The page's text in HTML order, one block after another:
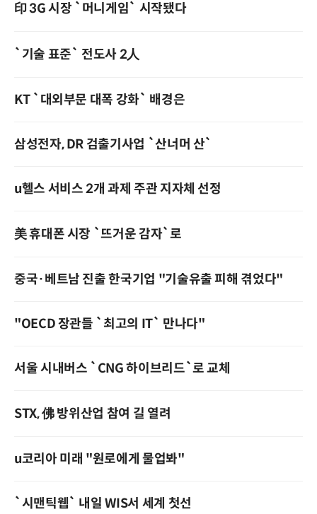
印 3G 시장 `머니게임` 시작됐다
`기술 표준` 전도사 2人
KT `대외부문 대폭 강화` 배경은
삼성전자, DR 검출기사업 `산너머 산`
u헬스 서비스 2개 과제 주관 지자체 선정
美 휴대폰 시장 `뜨거운 감자`로
중국·베트남 진출 한국기업 "기술유출 피해 겪었다"
"OECD 장관들 `최고의 IT` 만나다"
서울 시내버스 `CNG 하이브리드`로 교체
STX, 佛 방위산업 참여 길 열려
u코리아 미래 "원로에게 물업봐"
`시맨틱웹` 내일 WIS서 세계 첫선